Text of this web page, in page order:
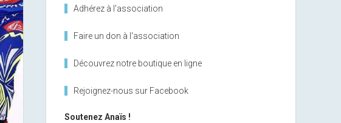
Adhérez à l'association
Faire un don à l'association
Découvrez notre boutique en ligne
Rejoignez-nous sur Facebook
Soutenez Anaïs !